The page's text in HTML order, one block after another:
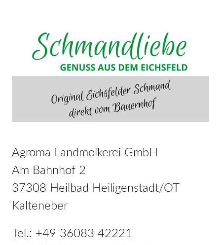
Agroma Landmolkerei GmbH
Am Bahnhof 2
37308 Heilbad Heiligenstadt/OT
Kalteneber
Tel.: +49 36083 42221